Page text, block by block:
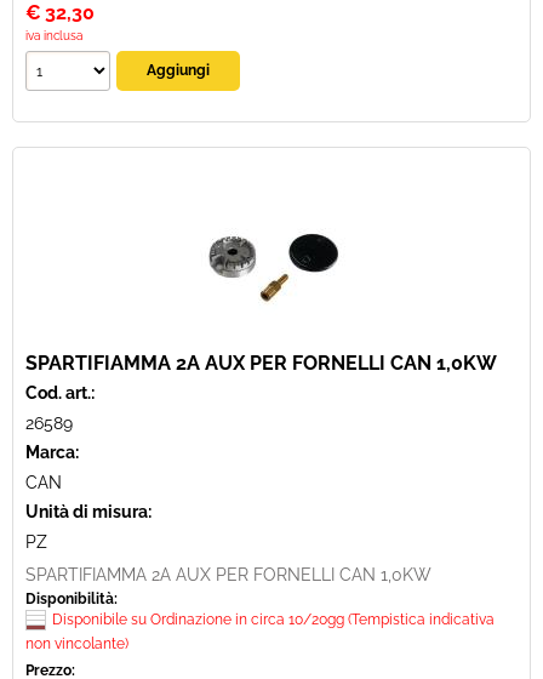
€ 32,30
iva inclusa
SPARTIFIAMMA 2A AUX PER FORNELLI CAN 1,0KW
Cod. art.:
26589
Marca:
CAN
Unità di misura:
PZ
SPARTIFIAMMA 2A AUX PER FORNELLI CAN 1,0KW
Disponibilità:
Disponibile su Ordinazione in circa 10/20gg (Tempistica indicativa
non vincolante)
Prezzo: